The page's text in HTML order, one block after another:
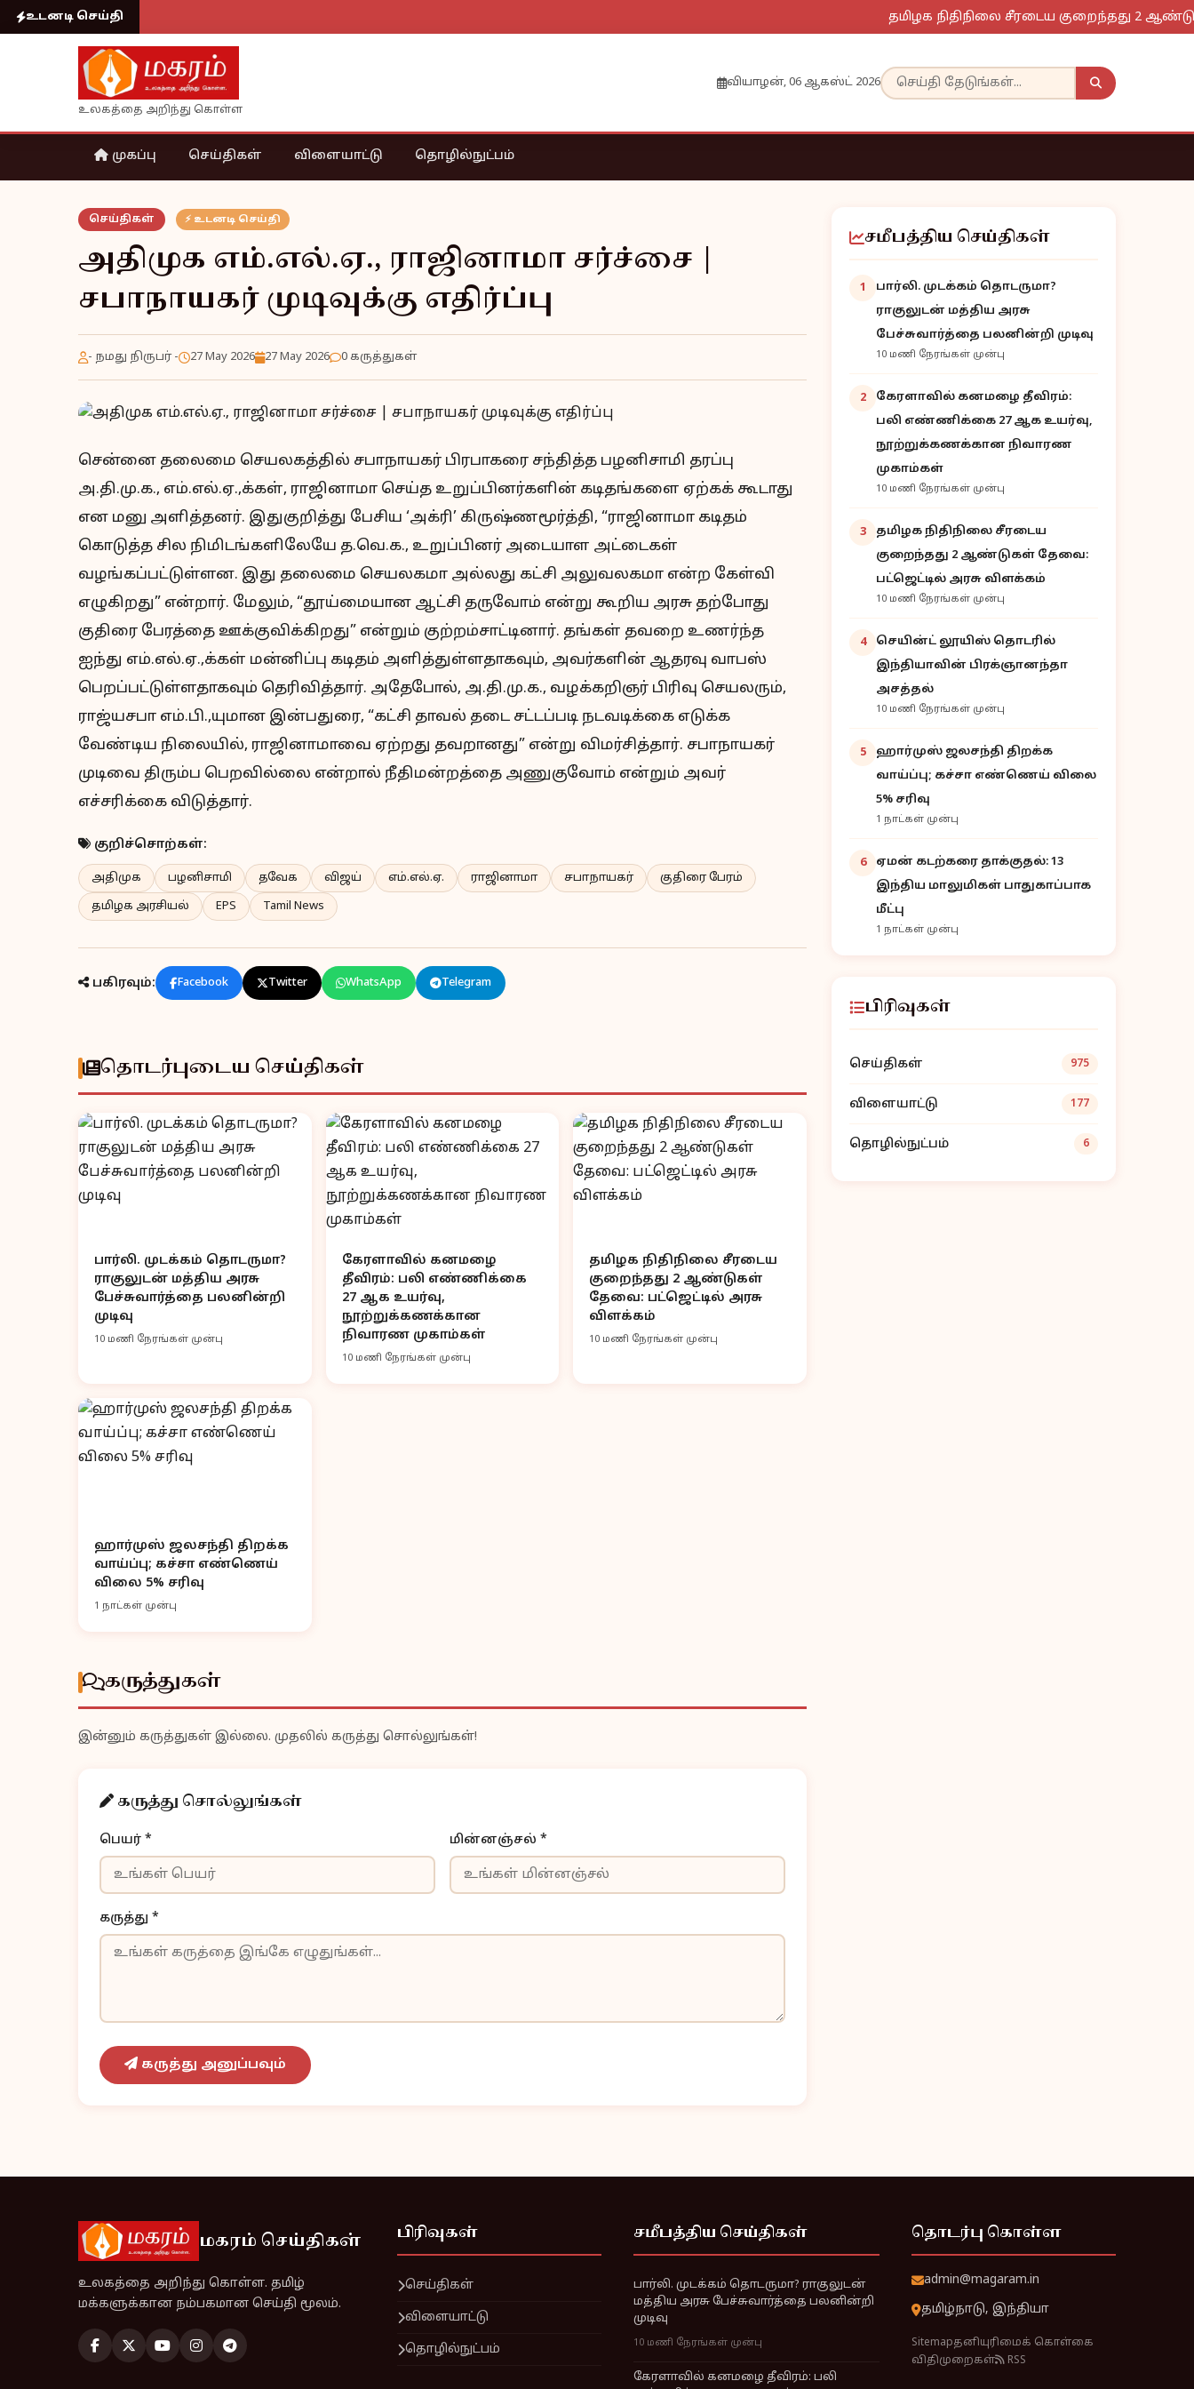
உடனடி செய்தி தமிழக நிதிநிலை சீரடைய குறைந்தது 2 ஆண்டுகள்
உலகத்தை அறிந்து கொள்ள
வியாழன், 06 ஆகஸ்ட் 2026
முகப்பு செய்திகள் விளையாட்டு தொழில்நுட்பம்
செய்திகள் ⚡ உடனடி செய்தி
அதிமுக எம்.எல்.ஏ., ராஜினாமா சர்ச்சை |
சபாநாயகர் முடிவுக்கு எதிர்ப்பு
- நமது நிருபர் - 27 May 2026 27 May 2026 0 கருத்துகள்
சென்னை தலைமை செயலகத்தில் சபாநாயகர் பிரபாகரை சந்தித்த பழனிசாமி தரப்பு
அ.தி.மு.க., எம்.எல்.ஏ.,க்கள், ராஜினாமா செய்த உறுப்பினர்களின் கடிதங்களை ஏற்கக் கூடாது
என மனு அளித்தனர். இதுகுறித்து பேசிய ‘அக்ரி’ கிருஷ்ணமூர்த்தி, “ராஜினாமா கடிதம்
கொடுத்த சில நிமிடங்களிலேயே த.வெ.க., உறுப்பினர் அடையாள அட்டைகள்
வழங்கப்பட்டுள்ளன. இது தலைமை செயலகமா அல்லது கட்சி அலுவலகமா என்ற கேள்வி
எழுகிறது” என்றார். மேலும், “தூய்மையான ஆட்சி தருவோம் என்று கூறிய அரசு தற்போது
குதிரை பேரத்தை ஊக்குவிக்கிறது” என்றும் குற்றம்சாட்டினார். தங்கள் தவறை உணர்ந்த
ஐந்து எம்.எல்.ஏ.,க்கள் மன்னிப்பு கடிதம் அளித்துள்ளதாகவும், அவர்களின் ஆதரவு வாபஸ்
பெறப்பட்டுள்ளதாகவும் தெரிவித்தார். அதேபோல், அ.தி.மு.க., வழக்கறிஞர் பிரிவு செயலரும்,
ராஜ்யசபா எம்.பி.,யுமான இன்பதுரை, “கட்சி தாவல் தடை சட்டப்படி நடவடிக்கை எடுக்க
வேண்டிய நிலையில், ராஜினாமாவை ஏற்றது தவறானது” என்று விமர்சித்தார். சபாநாயகர்
முடிவை திரும்ப பெறவில்லை என்றால் நீதிமன்றத்தை அணுகுவோம் என்றும் அவர்
எச்சரிக்கை விடுத்தார்.
குறிச்சொற்கள்:
அதிமுக பழனிசாமி தவேக விஜய் எம்.எல்.ஏ. ராஜினாமா சபாநாயகர்
குதிரை பேரம்
தமிழக அரசியல்
EPS Tamil News
பகிரவும்: Facebook Twitter WhatsApp Telegram
தொடர்புடைய செய்திகள்
பார்லி. முடக்கம் தொடருமா?
ராகுலுடன் மத்திய அரசு
பேச்சுவார்த்தை பலனின்றி
முடிவு
10 மணி நேரங்கள் முன்பு
கேரளாவில் கனமழை
தீவிரம்: பலி எண்ணிக்கை
27 ஆக உயர்வு,
நூற்றுக்கணக்கான
நிவாரண முகாம்கள்
10 மணி நேரங்கள் முன்பு
தமிழக நிதிநிலை சீரடைய
குறைந்தது 2 ஆண்டுகள்
தேவை: பட்ஜெட்டில் அரசு
விளக்கம்
10 மணி நேரங்கள் முன்பு
ஹார்முஸ் ஜலசந்தி திறக்க
வாய்ப்பு; கச்சா எண்ணெய்
விலை 5% சரிவு
1 நாட்கள் முன்பு
கருத்துகள்
இன்னும் கருத்துகள் இல்லை. முதலில் கருத்து சொல்லுங்கள்!
கருத்து சொல்லுங்கள்
பெயர் * மின்னஞ்சல் *
கருத்து *
கருத்து அனுப்பவும்
சமீபத்திய செய்திகள்
1
பார்லி. முடக்கம் தொடருமா?
ராகுலுடன் மத்திய அரசு
பேச்சுவார்த்தை பலனின்றி முடிவு
10 மணி நேரங்கள் முன்பு
2
கேரளாவில் கனமழை தீவிரம்:
பலி எண்ணிக்கை 27 ஆக உயர்வு,
நூற்றுக்கணக்கான நிவாரண
முகாம்கள்
10 மணி நேரங்கள் முன்பு
3
தமிழக நிதிநிலை சீரடைய
குறைந்தது 2 ஆண்டுகள் தேவை:
பட்ஜெட்டில் அரசு விளக்கம்
10 மணி நேரங்கள் முன்பு
4
செயின்ட் லூயிஸ் தொடரில்
இந்தியாவின் பிரக்ஞானந்தா
அசத்தல்
10 மணி நேரங்கள் முன்பு
5
ஹார்முஸ் ஜலசந்தி திறக்க
வாய்ப்பு; கச்சா எண்ணெய் விலை
5% சரிவு
1 நாட்கள் முன்பு
6
ஏமன் கடற்கரை தாக்குதல்: 13
இந்திய மாலுமிகள் பாதுகாப்பாக
மீட்பு
1 நாட்கள் முன்பு
பிரிவுகள்
செய்திகள் 975
விளையாட்டு 177
தொழில்நுட்பம் 6
மகரம் செய்திகள்
உலகத்தை அறிந்து கொள்ள. தமிழ்
மக்களுக்கான நம்பகமான செய்தி மூலம்.
பிரிவுகள்
செய்திகள்
விளையாட்டு
தொழில்நுட்பம்
சமீபத்திய செய்திகள்
பார்லி. முடக்கம் தொடருமா? ராகுலுடன்
மத்திய அரசு பேச்சுவார்த்தை பலனின்றி
முடிவு
10 மணி நேரங்கள் முன்பு
கேரளாவில் கனமழை தீவிரம்: பலி
தொடர்பு கொள்ள
admin@magaram.in
தமிழ்நாடு, இந்தியா
Sitemapதனியுரிமைக் கொள்கை
விதிமுறைகள்
RSS